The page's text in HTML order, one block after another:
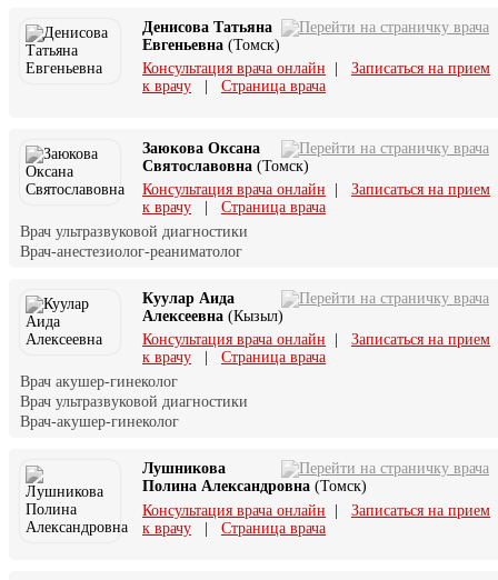
Денисова Татьяна
Евгеньевна (Томск)
Консультация врача онлайн
Записаться на прием
к врачу
Страница врача
Заюкова Оксана
Святославовна (Томск)
Консультация врача онлайн
Записаться на прием
к врачу
Страница врача
Врач ультразвуковой диагностики
Врач-анестезиолог-реаниматолог
Куулар Аида
Алексеевна (Кызыл)
Консультация врача онлайн
Записаться на прием
к врачу
Страница врача
Врач акушер-гинеколог
Врач ультразвуковой диагностики
Врач-акушер-гинеколог
Лушникова
Полина Александровна (Томск)
Консультация врача онлайн | Записаться на прием
к врачу | Страница врача